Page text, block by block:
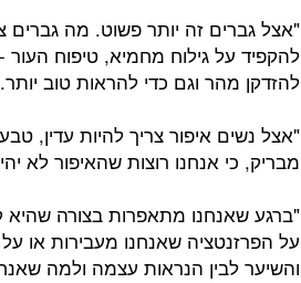
"אצל גברים זה יותר פשוט. מה
להקפיד על גילוח מחמיא, טיפוח העור
להזדקן מהר וגם כדי להראות טוב יותר.
"אצל נשים איפור צריך להיות עדין,
מבריק, כי אנחנו רוצות שהאיפור לא
"ברגע שאנחנו מתאפרות בצורה
על הפרזנטציה שאנחנו מעבירות או
והשיער לבין הנראות עצמה ולמה